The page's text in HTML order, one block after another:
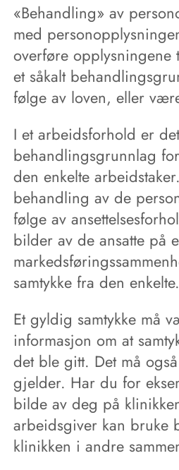
«Behandling» av
med
overføre
et såkalt
følge av loven, eller
I et arbeidsforhold er
behandlingsgrunnlag
den enkelte
behandling av de
følge av
bilder av de ansatte på
samtykke fra den enkelte.
Et gyldig samtykke må
informasjon om at
det ble gitt. Det må
gjelder. Har du for
bilde av deg på
arbeidsgiver kan bruke
klinikken i andre